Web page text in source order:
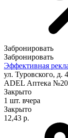
Забронировать
Забронировать
Эффективная
ул. Туровского, д. 4
ADEL Аптека №20
Закрыто
1 шт. вчера
Закрыто
12,43 р.